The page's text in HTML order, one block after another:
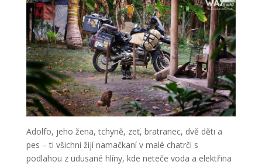
Adolfo, jeho žena, tchyně, zeť, bratranec, dvě děti a
pes – ti všichni žijí namačkaní v malé chatrči s
podlahou z udusané hlíny, kde neteče voda a elektřina